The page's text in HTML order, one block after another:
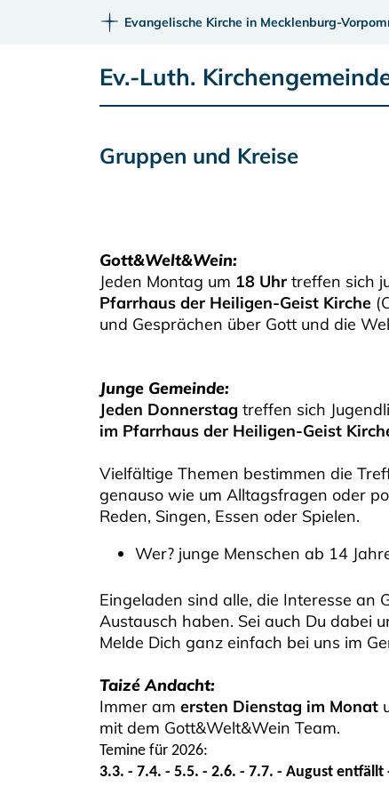
Evangelische Kirche in Mecklenburg-
Ev.-Luth.
Gruppen und Kreise
Gott&Welt&Wein:
Jeden Montag um 18 Uhr treffen sich
Pfarrhaus der Heiligen-Geist Kirche
und Gesprächen über Gott und die
Junge Gemeinde:
Jeden Donnerstag treffen sich
im Pfarrhaus der Heiligen-Geist
Vielfältige Themen bestimmen die
genauso wie um Alltagsfragen oder
Reden, Singen, Essen oder Spielen.
Wer? junge Menschen ab 14
Eingeladen sind alle, die Interesse an
Austausch haben. Sei auch Du dabei
Melde Dich ganz einfach bei uns im
Taizé Andacht:
Immer am ersten Dienstag im Monat
mit dem Gott&Welt&Wein Team.
Temine für 2026:
3.3. - 7.4. - 5.5. - 2.6. - 7.7. - August entfällt